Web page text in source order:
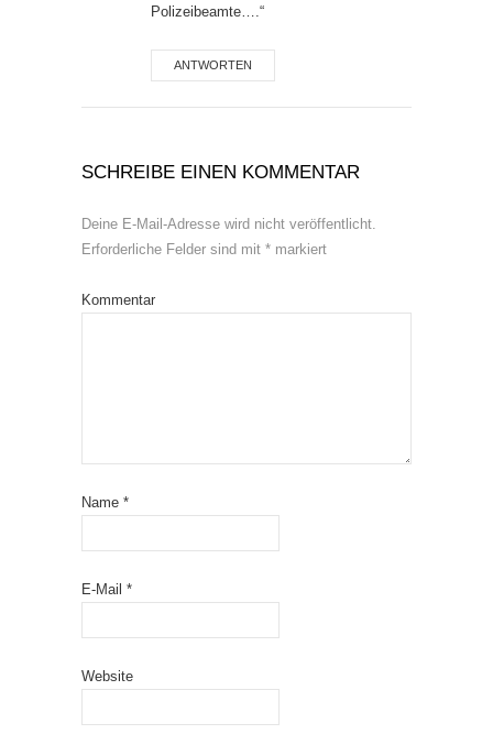
Polizeibeamte….“
ANTWORTEN
SCHREIBE EINEN KOMMENTAR
Deine E-Mail-Adresse wird nicht veröffentlicht.
Erforderliche Felder sind mit * markiert
Kommentar
Name *
E-Mail *
Website